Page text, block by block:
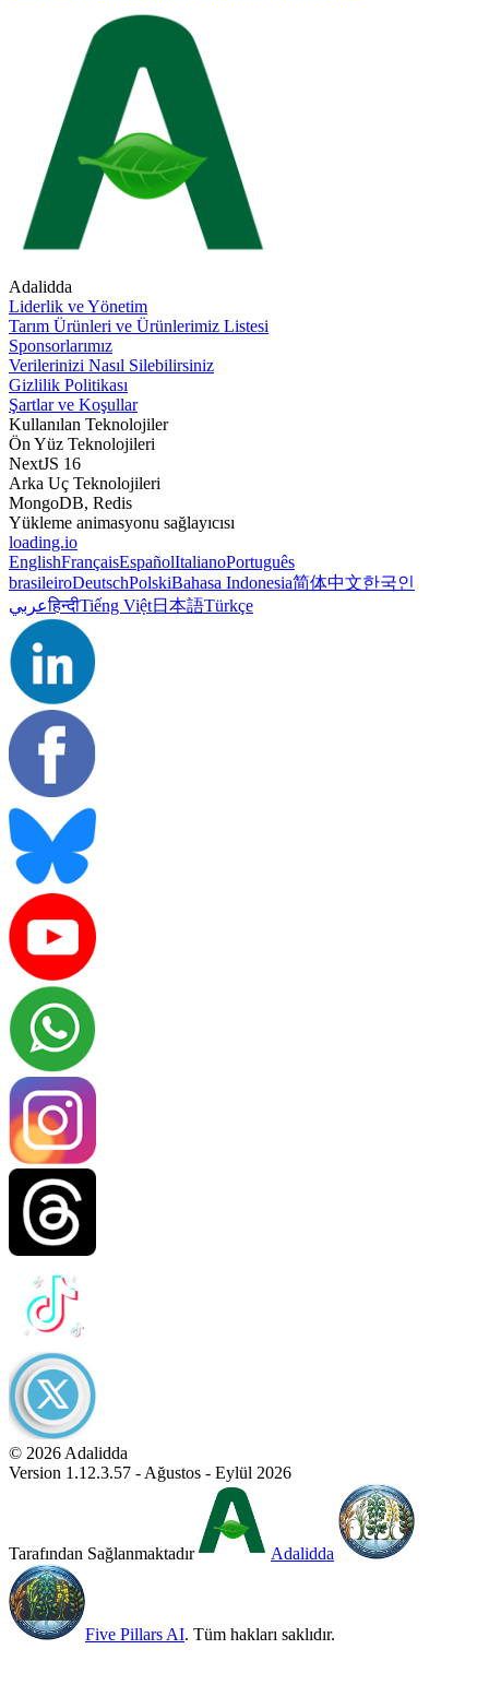
Adalidda
Liderlik ve Yönetim
Tarım Ürünleri ve Ürünlerimiz Listesi
Sponsorlarımız
Verilerinizi Nasıl Silebilirsiniz
Gizlilik Politikası
Şartlar ve Koşullar
Kullanılan Teknolojiler
Ön Yüz Teknolojileri
NextJS 16
Arka Uç Teknolojileri
MongoDB, Redis
Yükleme animasyonu sağlayıcısı
loading.io
EnglishFrançaisEspañolItalianoPortuguês
brasileiroDeutschPolskiBahasa Indonesia简体中文한국인
عربيहिन्दीTiếng Việt日本語Türkçe
© 2026 Adalidda
Version 1.12.3.57 - Ağustos - Eylül 2026
Tarafından Sağlanmaktadır Adalidda
Five Pillars AI. Tüm hakları saklıdır.